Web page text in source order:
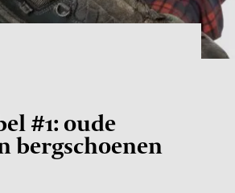
#1: oude
berg­schoenen